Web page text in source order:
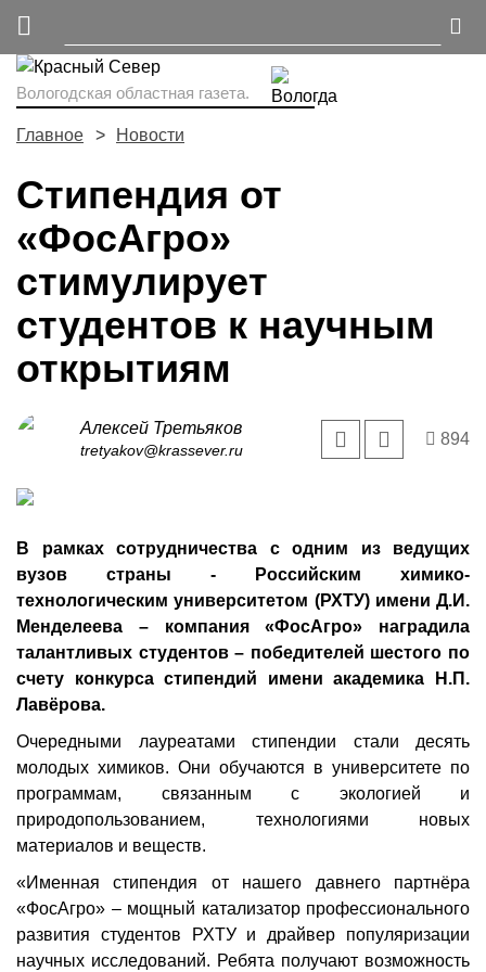
Вологодская областная газета.
Главное Новости
Стипендия от
«ФосАгро»
стимулирует
студентов к научным
открытиям
Алексей Третьяков
tretyakov@krassever.ru
894
В рамках сотрудничества с одним из ведущих
вузов страны - Российским химико-
технологическим университетом (РХТУ) имени Д.И.
Менделеева – компания «ФосАгро» наградила
талантливых студентов – победителей шестого по
счету конкурса стипендий имени академика Н.П.
Лавёрова.
Очередными лауреатами стипендии стали десять
молодых химиков. Они обучаются в университете по
программам, связанным с экологией и
природопользованием, технологиями новых
материалов и веществ.
«Именная стипендия от нашего давнего партнёра
«ФосАгро» – мощный катализатор профессионального
развития студентов РХТУ и драйвер популяризации
научных исследований. Ребята получают возможность